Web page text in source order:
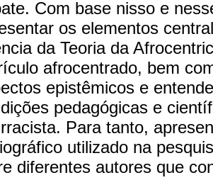
Com base nisso e
os elementos
da Teoria da
afrocentrado, bem
epistêmicos e
pedagógicas e
Para tanto,
utilizado na
diferentes autores que